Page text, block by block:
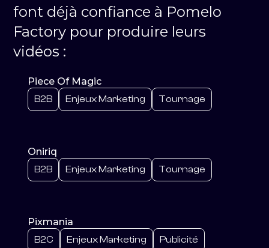
font déjà confiance à Pomelo
Factory pour produire leurs
vidéos :
Piece Of Magic
B2B Enjeux Marketing Tournage
Oniriq
B2B Enjeux Marketing Tournage
Pixmania
B2C Enjeux Marketing Publicité